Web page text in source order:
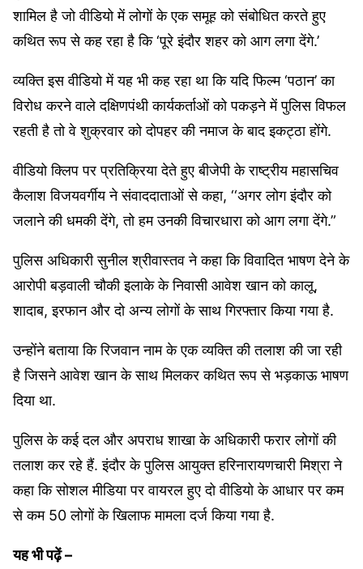
शामिल है जो वीडियो में लोगों के एक समूह को संबोधित करते हुए
कथित रूप से कह रहा है कि ‘पूरे इंदौर शहर को आग लगा देंगे.’
व्यक्ति इस वीडियो में यह भी कह रहा था कि यदि फिल्म ‘पठान’ का
विरोध करने वाले दक्षिणपंथी कार्यकर्ताओं को पकड़ने में पुलिस विफल
रहती है तो वे शुक्रवार को दोपहर की नमाज के बाद इकट्ठा होंगे.
वीडियो क्लिप पर प्रतिक्रिया देते हुए बीजेपी के राष्ट्रीय महासचिव
कैलाश विजयवर्गीय ने संवाददाताओं से कहा, ‘‘अगर लोग इंदौर को
जलाने की धमकी देंगे, तो हम उनकी विचारधारा को आग लगा देंगे.”
पुलिस अधिकारी सुनील श्रीवास्तव ने कहा कि विवादित भाषण देने के
आरोपी बड़वाली चौकी इलाके के निवासी आवेश खान को कालू,
शादाब, इरफान और दो अन्य लोगों के साथ गिरफ्तार किया गया है.
उन्होंने बताया कि रिजवान नाम के एक व्यक्ति की तलाश की जा रही
है जिसने आवेश खान के साथ मिलकर कथित रूप से भड़काऊ भाषण
दिया था.
पुलिस के कई दल और अपराध शाखा के अधिकारी फरार लोगों की
तलाश कर रहे हैं. इंदौर के पुलिस आयुक्त हरिनारायणचारी मिश्रा ने
कहा कि सोशल मीडिया पर वायरल हुए दो वीडियो के आधार पर कम
से कम 50 लोगों के खिलाफ मामला दर्ज किया गया है.
यह भी पढ़ें –